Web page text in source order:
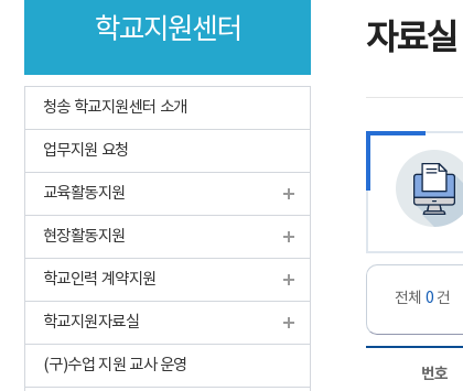
학교지원센터
청송 학교지원센터 소개
업무지원 요청
교육활동지원
현장활동지원
학교인력 계약지원
학교지원자료실
(구)수업 지원 교사 운영
자료실
전체 0 건
번호